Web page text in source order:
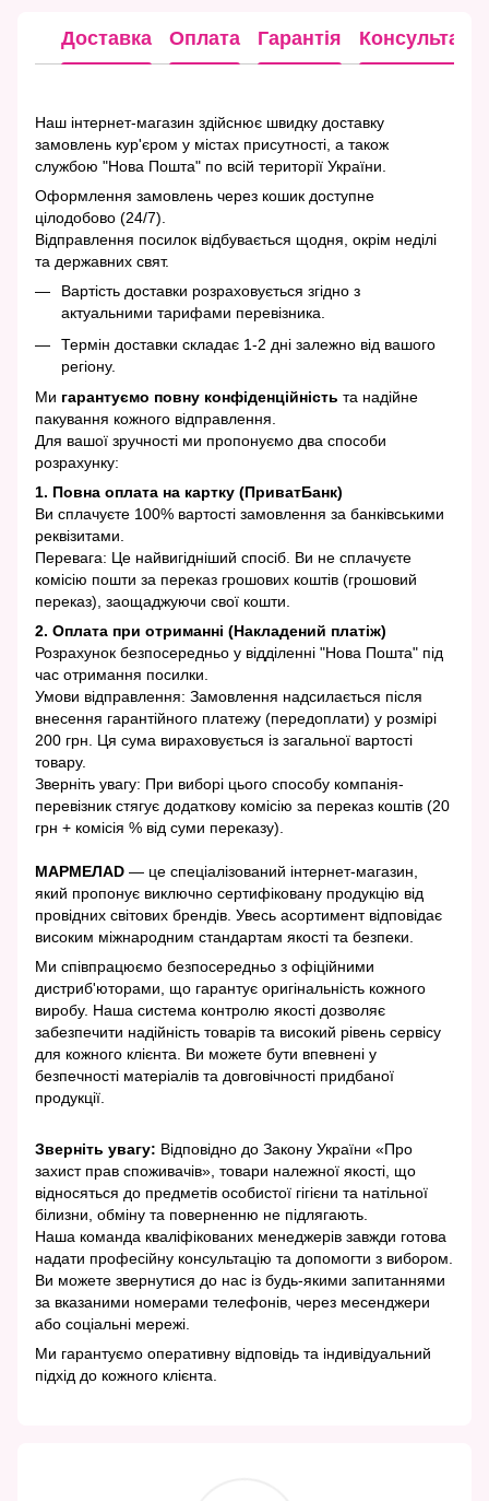
Доставка Оплата Гарантія Консультація
Наш інтернет-магазин здійснює швидку доставку
замовлень кур'єром у містах присутності, а також
службою "Нова Пошта" по всій території України.
Оформлення замовлень через кошик доступне
цілодобово (24/7).
Відправлення посилок відбувається щодня, окрім неділі
та державних свят.
Вартість доставки розраховується згідно з
актуальними тарифами перевізника.
Термін доставки складає 1-2 дні залежно від вашого
регіону.
Ми гарантуємо повну конфіденційність та надійне
пакування кожного відправлення.
Для вашої зручності ми пропонуємо два способи
розрахунку:
1. Повна оплата на картку (ПриватБанк)
Ви сплачуєте 100% вартості замовлення за банківськими
реквізитами.
Перевага: Це найвигідніший спосіб. Ви не сплачуєте
комісію пошти за переказ грошових коштів (грошовий
переказ), заощаджуючи свої кошти.
2. Оплата при отриманні (Накладений платіж)
Розрахунок безпосередньо у відділенні "Нова Пошта" під
час отримання посилки.
Умови відправлення: Замовлення надсилається після
внесення гарантійного платежу (передоплати) у розмірі
200 грн. Ця сума вираховується із загальної вартості
товару.
Зверніть увагу: При виборі цього способу компанія-
перевізник стягує додаткову комісію за переказ коштів (20
грн + комісія % від суми переказу).
МАРМЕЛАD — це спеціалізований інтернет-магазин,
який пропонує виключно сертифіковану продукцію від
провідних світових брендів. Увесь асортимент відповідає
високим міжнародним стандартам якості та безпеки.
Ми співпрацюємо безпосередньо з офіційними
дистриб'юторами, що гарантує оригінальність кожного
виробу. Наша система контролю якості дозволяє
забезпечити надійність товарів та високий рівень сервісу
для кожного клієнта. Ви можете бути впевнені у
безпечності матеріалів та довговічності придбаної
продукції.
Зверніть увагу: Відповідно до Закону України «Про
захист прав споживачів», товари належної якості, що
відносяться до предметів особистої гігієни та натільної
білизни, обміну та поверненню не підлягають.
Наша команда кваліфікованих менеджерів завжди готова
надати професійну консультацію та допомогти з вибором.
Ви можете звернутися до нас із будь-якими запитаннями
за вказаними номерами телефонів, через месенджери
або соціальні мережі.
Ми гарантуємо оперативну відповідь та індивідуальний
підхід до кожного клієнта.